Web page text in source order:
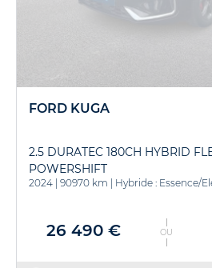
FORD KUGA
2.5 DURATEC 180CH HYBRID
POWERSHIFT
2024 | 90970 km | Hybride : Essence/
26 490 € OU